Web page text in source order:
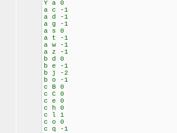
Y a 0
a c -1
a d -1
a g -1
a s 0
a t -1
a w -1
a z -1
b d 0
b e -1
b j -2
b o -1
c B 0
c C 0
c e 0
c h 0
c l 1
c o 0
c q -1